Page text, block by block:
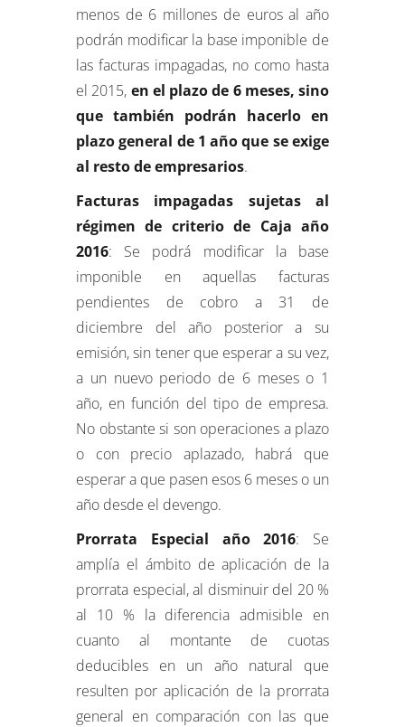
menos de 6 millones de euros al año
podrán modificar la base imponible de
las facturas impagadas, no como hasta
el 2015, en el plazo de 6 meses, sino
que también podrán hacerlo en
plazo general de 1 año que se exige
al resto de empresarios.
Facturas impagadas sujetas al
régimen de criterio de Caja año
2016: Se podrá modificar la base
imponible en aquellas facturas
pendientes de cobro a 31 de
diciembre del año posterior a su
emisión, sin tener que esperar a su vez,
a un nuevo periodo de 6 meses o 1
año, en función del tipo de empresa.
No obstante si son operaciones a plazo
o con precio aplazado, habrá que
esperar a que pasen esos 6 meses o un
año desde el devengo.
Prorrata Especial año 2016: Se
amplía el ámbito de aplicación de la
prorrata especial, al disminuir del 20 %
al 10 % la diferencia admisible en
cuanto al montante de cuotas
deducibles en un año natural que
resulten por aplicación de la prorrata
general en comparación con las que